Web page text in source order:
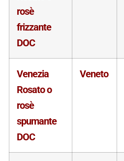
rosè
frizzante
DOC
Venezia
Rosato o
rosè
spumante
DOC
Veneto